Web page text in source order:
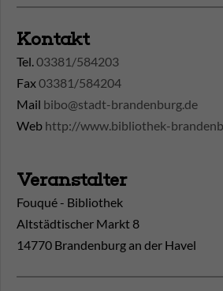
Kontakt
Tel.03381/584203
Fax03381/584204
Mail bibo@stadt-brandenburg.de
Web http://www.bibliothek-
Veranstalter
Fouqué - Bibliothek
Altstädtischer Markt 8
14770 Brandenburg an der Havel